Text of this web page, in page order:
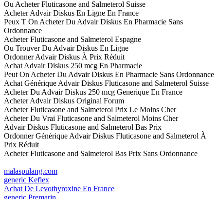
Ou Acheter Fluticasone and Salmeterol Suisse
Acheter Advair Diskus En Ligne En France
Peux T On Acheter Du Advair Diskus En Pharmacie Sans
Ordonnance
Acheter Fluticasone and Salmeterol Espagne
Ou Trouver Du Advair Diskus En Ligne
Ordonner Advair Diskus À Prix Réduit
Achat Advair Diskus 250 mcg En Pharmacie
Peut On Acheter Du Advair Diskus En Pharmacie Sans Ordonnance
Achat Générique Advair Diskus Fluticasone and Salmeterol Suisse
Acheter Du Advair Diskus 250 mcg Generique En France
Acheter Advair Diskus Original Forum
Acheter Fluticasone and Salmeterol Prix Le Moins Cher
Acheter Du Vrai Fluticasone and Salmeterol Moins Cher
Advair Diskus Fluticasone and Salmeterol Bas Prix
Ordonner Générique Advair Diskus Fluticasone and Salmeterol À
Prix Réduit
Acheter Fluticasone and Salmeterol Bas Prix Sans Ordonnance
malaspulang.com
generic Keflex
Achat De Levothyroxine En France